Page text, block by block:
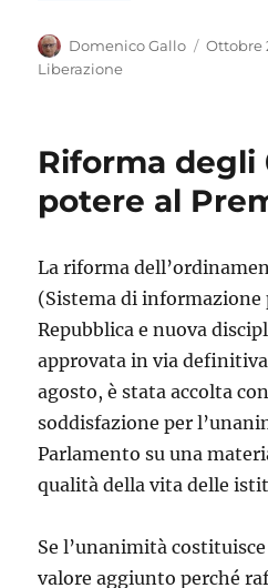
Autore
Domenico Gallo Ottobre
Liberazione
Riforma degli
potere al
La riforma
(Sistema di informazione
Repubblica e nuova
approvata in via definitiva
agosto, è stata accolta
soddisfazione per
Parlamento su una
qualità della vita delle
Se l’unanimità
valore aggiunto perché